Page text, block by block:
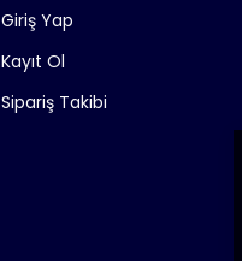
Giriş Yap
Kayıt Ol
Sipariş Takibi